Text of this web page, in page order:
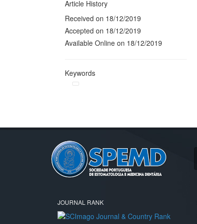
Article History
Received on 18/12/2019
Accepted on 18/12/2019
Available Online on 18/12/2019
Keywords
JOURNAL RANK